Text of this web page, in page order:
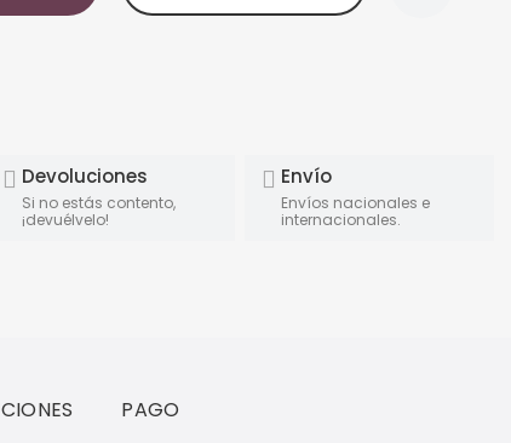
Devoluciones
Si no estás contento,
¡devuélvelo!
Envío
Envíos nacionales e
internacionales.
PAGO